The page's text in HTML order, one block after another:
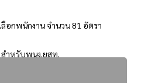
อกพนักงาน จำนวน 81 อัตรา
สำหรับพนง.ยสท.